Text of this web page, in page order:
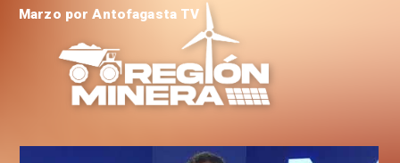
Marzo por Antofagasta TV